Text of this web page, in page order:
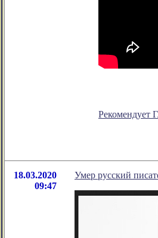
Рекомендует
18.03.2020
09:47
Умер русский